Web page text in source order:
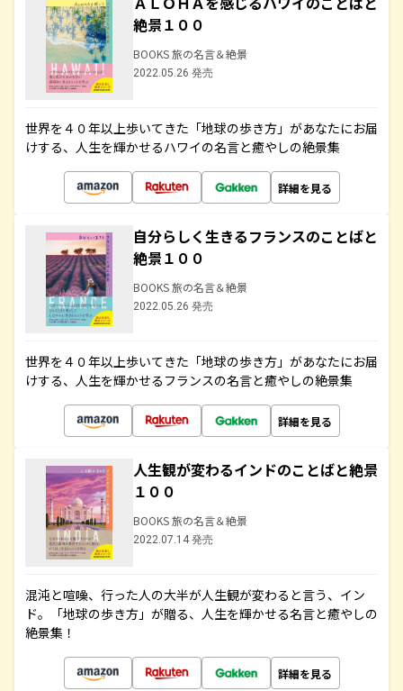
絶景１００
BOOKS 旅の名言＆絶景
2022.05.26 発売
世界を４０年以上歩いてきた「地球の歩き方」があなたにお届
けする、人生を輝かせるハワイの名言と癒やしの絶景集
詳細を見る
自分らしく生きるフランスのことばと
絶景１００
BOOKS 旅の名言＆絶景
2022.05.26 発売
世界を４０年以上歩いてきた「地球の歩き方」があなたにお届
けする、人生を輝かせるフランスの名言と癒やしの絶景集
詳細を見る
人生観が変わるインドのことばと絶景
１００
BOOKS 旅の名言＆絶景
2022.07.14 発売
混沌と喧噪、行った人の大半が人生観が変わると言う、イン
ド。「地球の歩き方」が贈る、人生を輝かせる名言と癒やしの
絶景集！
詳細を見る